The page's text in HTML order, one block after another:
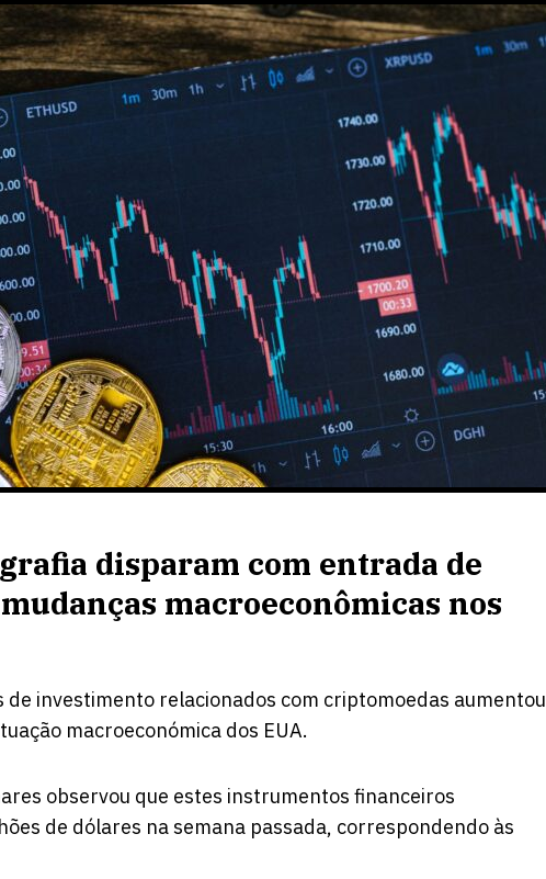
disparam com entrada de
macroeconômicas nos
investimento relacionados com criptomoedas aumentou
macroeconómica dos EUA.
observou que estes instrumentos financeiros
de dólares na semana passada, correspondendo às